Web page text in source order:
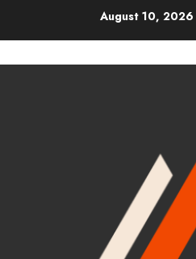
August 10, 2026